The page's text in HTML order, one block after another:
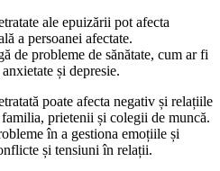
ale epuizării pot afecta
a persoanei afectate.
de probleme de sănătate, cum ar fi
și depresie.
poate afecta negativ și relațiile
prietenii și colegii de muncă.
în a gestiona emoțiile și
și tensiuni în relații.